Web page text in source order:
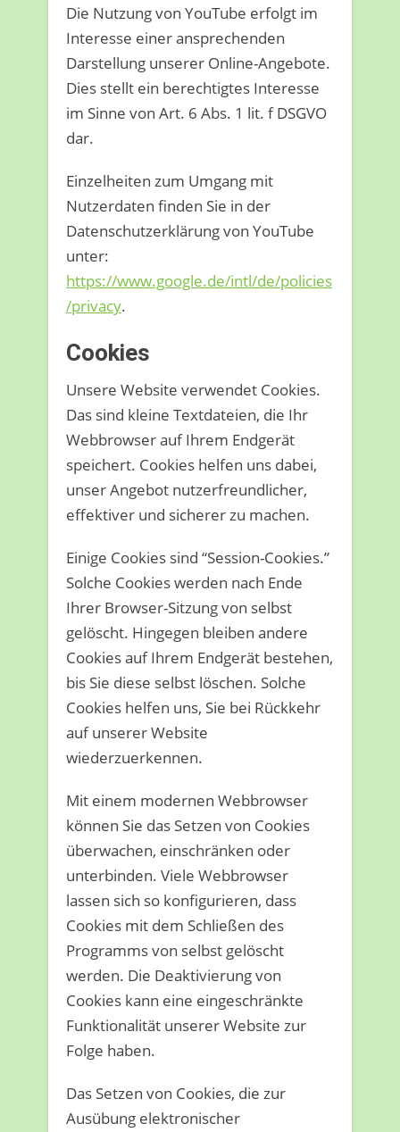
Die Nutzung von YouTube erfolgt im
Interesse einer ansprechenden
Darstellung unserer Online-Angebote.
Dies stellt ein berechtigtes Interesse
im Sinne von Art. 6 Abs. 1 lit. f DSGVO
dar.
Einzelheiten zum Umgang mit
Nutzerdaten finden Sie in der
Datenschutzerklärung von YouTube
unter:
https://www.google.de/intl/de/policies
/privacy.
Cookies
Unsere Website verwendet Cookies.
Das sind kleine Textdateien, die Ihr
Webbrowser auf Ihrem Endgerät
speichert. Cookies helfen uns dabei,
unser Angebot nutzerfreundlicher,
effektiver und sicherer zu machen.
Einige Cookies sind “Session-Cookies.”
Solche Cookies werden nach Ende
Ihrer Browser-Sitzung von selbst
gelöscht. Hingegen bleiben andere
Cookies auf Ihrem Endgerät bestehen,
bis Sie diese selbst löschen. Solche
Cookies helfen uns, Sie bei Rückkehr
auf unserer Website
wiederzuerkennen.
Mit einem modernen Webbrowser
können Sie das Setzen von Cookies
überwachen, einschränken oder
unterbinden. Viele Webbrowser
lassen sich so konfigurieren, dass
Cookies mit dem Schließen des
Programms von selbst gelöscht
werden. Die Deaktivierung von
Cookies kann eine eingeschränkte
Funktionalität unserer Website zur
Folge haben.
Das Setzen von Cookies, die zur
Ausübung elektronischer